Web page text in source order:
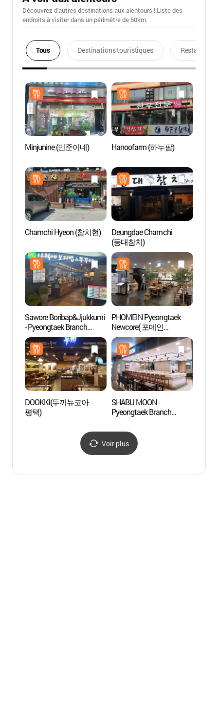
Découvrez d'autres destinations aux alentours ! Liste des
endroits à visiter dans un périmétre de 50km.
Tous Destinations touristiques Restaurants
Minjunine (민준이네) Hanoofarm (하누팜)
Chamchi Hyeon (참치현)
Deungdae Chamchi
(등대참치)
Sawore Boribap&Jjukkumi
- Pyeongtaek Branch
(사월에보리밥&쭈꾸미
평택 )
PHOMEIN Pyeongtaek
Newcore( 포메인
평택뉴코아 )
DOOKKI(두끼뉴코아
평택)
SHABU MOON -
Pyeongtaek Branch
Voir plus